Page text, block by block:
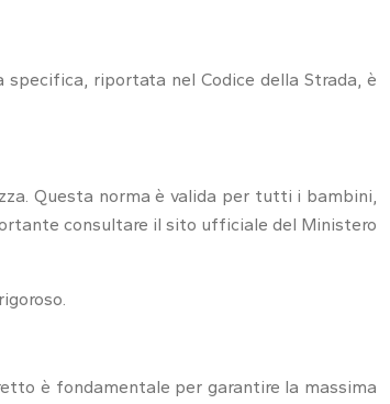
riportata nel Codice della Strada, è
Questa norma è valida per tutti i bambini,
consultare il sito ufficiale del Ministero
è fondamentale per garantire la massima